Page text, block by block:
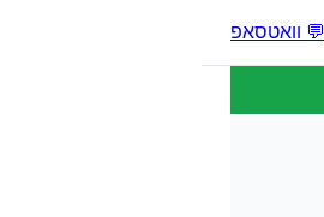
💬 וואטסאפ